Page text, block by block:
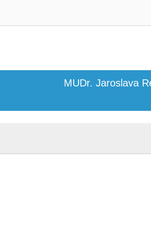
MUDr. Jaroslava